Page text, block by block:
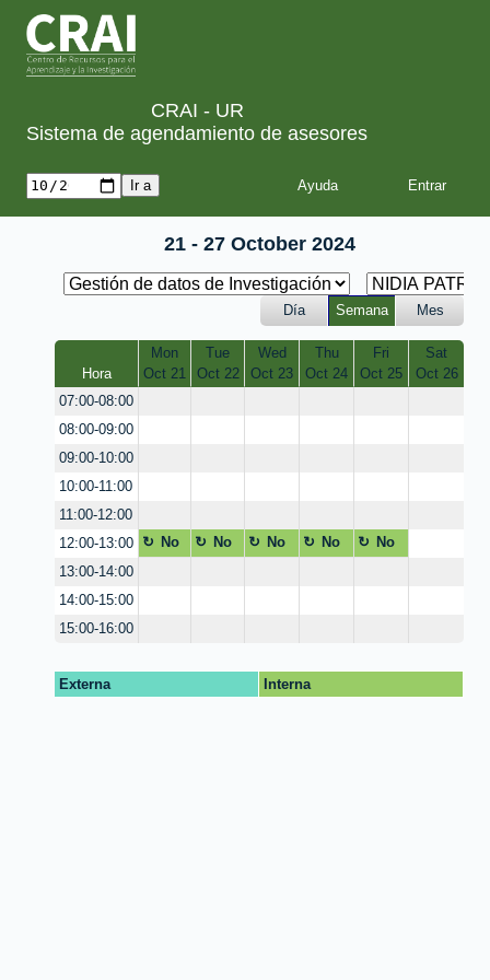
CRAI - UR
Sistema de agendamiento de asesores
Ayuda
21 - 27 October 2024
Día Semana Mes
Hora
Mon
Oct 21
Tue
Oct 22
Wed
Oct 23
Thu
Oct 24
Fri
Oct 25
Sat
Oct 26
07:00-08:00
08:00-09:00
09:00-10:00
10:00-11:00
11:00-12:00
12:00-13:00
No
No
No
No
No
13:00-14:00
14:00-15:00
15:00-16:00
Externa Interna